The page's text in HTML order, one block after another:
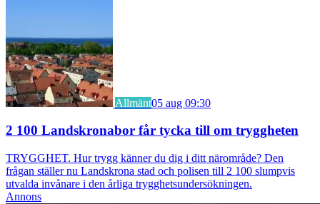
Allmänt05 aug 09:30
2 100 Landskronabor får tycka till om tryggheten
TRYGGHET. Hur trygg känner du dig i ditt närområde? Den
frågan ställer nu Landskrona stad och polisen till 2 100 slumpvis
utvalda invånare i den årliga trygghetsundersökningen.
Annons